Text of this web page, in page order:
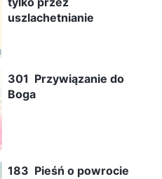
uszlachetnianie
301 Przywiązanie do
Boga
183 Pieśń o powrocie